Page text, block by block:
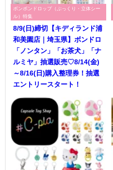
ボンボンドロップ（ぷっくり・立体シー
ル）特集
8/9(日)締切【キディランド浦
和美園店｜埼玉県】ボンドロ
「ノンタン」「お茶犬」「ナ
ルミヤ」抽選販売♡8/14(金)
～8/16(日)購入整理券！抽選
エントリースタート！